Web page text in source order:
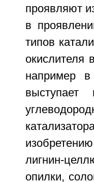
проявляют
в
типов
окислителя
например в
лигнин-
опилки,